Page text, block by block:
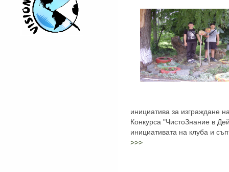
инициатива за изграждане
Конкурса "ЧистоЗнание в
инициативата на клуба и
>>>